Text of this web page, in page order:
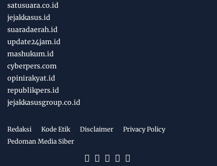
satusuara.co.id
jejakkasus.id
suaradaerah.id
update24jam.id
mashukum.id
cyberpers.com
opinirakyat.id
republikpers.id
jejakkasusgroup.co.id
Redaksi Kode Etik Disclaimer
Privacy Policy
Pedoman Media Siber